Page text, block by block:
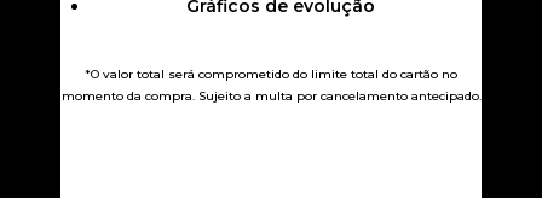
Gráficos de evolução
*O valor total será comprometido do limite total do cartão no
momento da compra. Sujeito a multa por cancelamento antecipado.